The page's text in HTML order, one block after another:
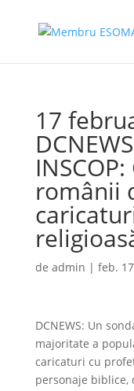
17
românii
de admin | feb.
DCNEWS: Un
majoritate a
caricaturi cu
personaje biblice,